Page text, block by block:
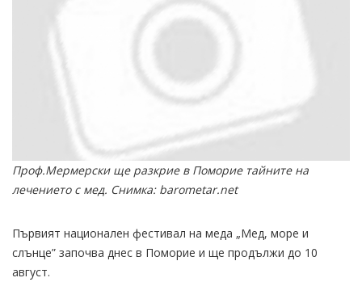
Проф.Мермерски ще разкрие в Поморие тайните на
лечението с мед. Снимка: barometar.net
Първият национален фестивал на меда „Мед, море и
слънце” започва днес в Поморие и ще продължи до 10
август.